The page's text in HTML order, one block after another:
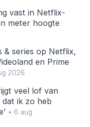
vast in Netflix-
meter hoogte
& series op Netflix,
en Prime
2026
veel lof van
dat ik zo heb
• 6 aug